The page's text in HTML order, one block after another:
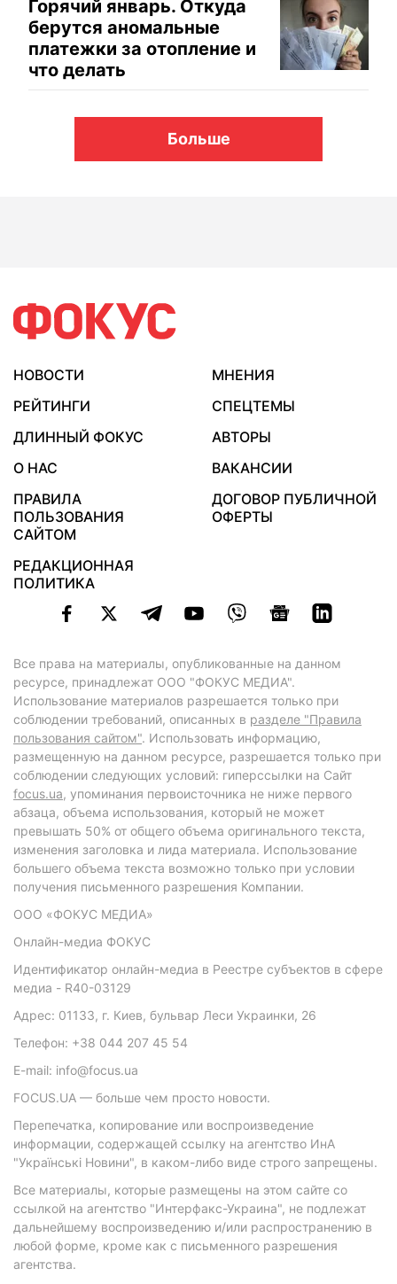
Горячий январь. Откуда
берутся аномальные
платежки за отопление и
что делать
Больше
НОВОСТИ
МНЕНИЯ
РЕЙТИНГИ
СПЕЦТЕМЫ
ДЛИННЫЙ ФОКУС
АВТОРЫ
О НАС
ВАКАНСИИ
ПРАВИЛА
ПОЛЬЗОВАНИЯ
САЙТОМ
ДОГОВОР ПУБЛИЧНОЙ
ОФЕРТЫ
РЕДАКЦИОННАЯ
ПОЛИТИКА
Все права на материалы, опубликованные на данном
ресурсе, принадлежат ООО "ФОКУС МЕДИА".
Использование материалов разрешается только при
соблюдении требований, описанных в разделе "Правила
пользования сайтом". Использовать информацию,
размещенную на данном ресурсе, разрешается только при
соблюдении следующих условий: гиперссылки на Сайт
focus.ua, упоминания первоисточника не ниже первого
абзаца, объема использования, который не может
превышать 50% от общего объема оригинального текста,
изменения заголовка и лида материала. Использование
большего объема текста возможно только при условии
получения письменного разрешения Компании.
ООО «ФОКУС МЕДИА»
Онлайн-медиа ФОКУС
Идентификатор онлайн-медиа в Реестре субъектов в сфере
медиа - R40-03129
Адрес: 01133, г. Киев, бульвар Леси Украинки, 26
Телефон: +38 044 207 45 54
E-mail: info@focus.ua
FOCUS.UA — больше чем просто новости.
Перепечатка, копирование или воспроизведение
информации, содержащей ссылку на агентство ИнА
"Українські Новини", в каком-либо виде строго запрещены.
Все материалы, которые размещены на этом сайте со
ссылкой на агентство "Интерфакс-Украина", не подлежат
дальнейшему воспроизведению и/или распространению в
любой форме, кроме как с письменного разрешения
агентства.